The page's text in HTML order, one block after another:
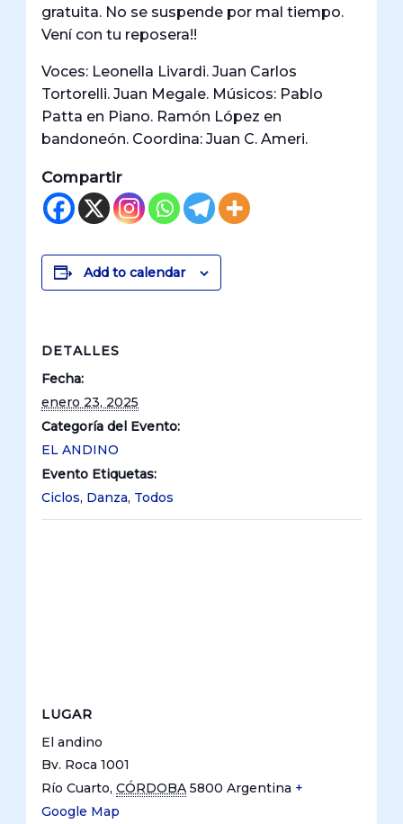
gratuita. No se suspende por mal tiempo.
Vení con tu reposera!!
Voces: Leonella Livardi. Juan Carlos
Tortorelli. Juan Megale. Músicos: Pablo
Patta en Piano. Ramón López en
bandoneón. Coordina: Juan C. Ameri.
Compartir
Add to calendar
DETALLES
Fecha:
enero 23, 2025
Categoría del Evento:
EL ANDINO
Evento Etiquetas:
Ciclos, Danza, Todos
LUGAR
El andino
Bv. Roca 1001
Río Cuarto, CÓRDOBA 5800 Argentina +
Google Map